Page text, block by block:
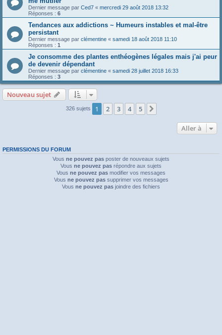
Dernier message par Ced7 « mercredi 29 août 2018 13:32
Réponses : 6
Tendances aux addictions ~ Humeurs instables et mal-être
persistant
Dernier message par clémentine « samedi 18 août 2018 11:10
Réponses : 1
Je consomme des plantes enthéogènes légales mais j'ai peur
de devenir dépendant
Dernier message par clémentine « samedi 28 juillet 2018 16:33
Réponses : 3
Nouveau sujet
326 sujets 1 2 3 4 5
Aller à
PERMISSIONS DU FORUM
Vous ne pouvez pas poster de nouveaux sujets
Vous ne pouvez pas répondre aux sujets
Vous ne pouvez pas modifier vos messages
Vous ne pouvez passupprimer vos messages
Vous ne pouvez pas joindre des fichiers